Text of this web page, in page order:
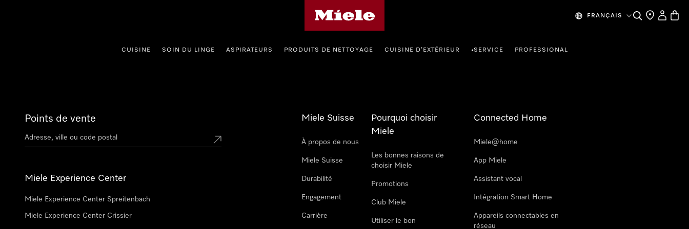
FRANÇAIS SearchFind a store
My
CUISINE SOIN DU LINGE ASPIRATEURS PRODUITS DE NETTOYAGE CUISINE D’EXTÉRIEUR •SERVICE PROFESSIONAL
Points de vente
Miele Experience Center
Miele Experience Center Spreitenbach
Miele Experience Center Crissier
Miele Suisse
À propos de nous
Miele Suisse
Durabilité
Engagement
Carrière
Pourquoi choisir
Miele
Les bonnes raisons de
choisir Miele
Promotions
Club Miele
Utiliser le bon
Connected Home
Miele@home
App Miele
Assistant vocal
Intégration Smart Home
Appareils connectables en
réseau